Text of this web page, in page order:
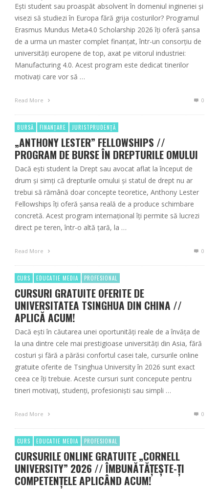
Ești student sau proaspăt absolvent în domeniul ingineriei și
visezi să studiezi în Europa fără grija costurilor? Programul
Erasmus Mundus Meta4.0 Scholarship 2026 îți oferă șansa
de a urma un master complet finanțat, într-un consorțiu de
universități europene de top, axat pe viitorul industriei:
Manufacturing 4.0. Acest program este dedicat tinerilor
motivați care vor să …
Read More 0
BURSĂ FINANȚARE JURISTPRUDENȚĂ
„ANTHONY LESTER” FELLOWSHIPS //
PROGRAM DE BURSE ÎN DREPTURILE OMULUI
Dacă ești student la Drept sau avocat aflat la început de
drum și simți că drepturile omului și statul de drept nu ar
trebui să rămână doar concepte teoretice, Anthony Lester
Fellowships îți oferă șansa reală de a produce schimbare
concretă. Acest program internațional îți permite să lucrezi
direct pe teren, într-o altă țară, la …
Read More 0
CURS EDUCATIE MEDIA PROFESIONAL
CURSURI GRATUITE OFERITE DE
UNIVERSITATEA TSINGHUA DIN CHINA //
APLICĂ ACUM!
Dacă ești în căutarea unei oportunități reale de a învăța de
la una dintre cele mai prestigioase universități din Asia, fără
costuri și fără a părăsi confortul casei tale, cursurile online
gratuite oferite de Tsinghua University în 2026 sunt exact
ceea ce îți trebuie. Aceste cursuri sunt concepute pentru
tineri motivați, studenți, profesioniști sau simpli …
Read More 0
CURS EDUCATIE MEDIA PROFESIONAL
CURSURILE ONLINE GRATUITE „CORNELL
UNIVERSITY” 2026 // ÎMBUNĂTĂȚEȘTE-ȚI
COMPETENȚELE APLICÂND ACUM!